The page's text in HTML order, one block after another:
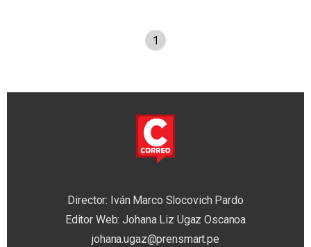
1
Director: Iván Marco Slocovich Pardo
Editor Web: Johana Liz Ugaz Oscanoa
johana.ugaz@prensmart.pe